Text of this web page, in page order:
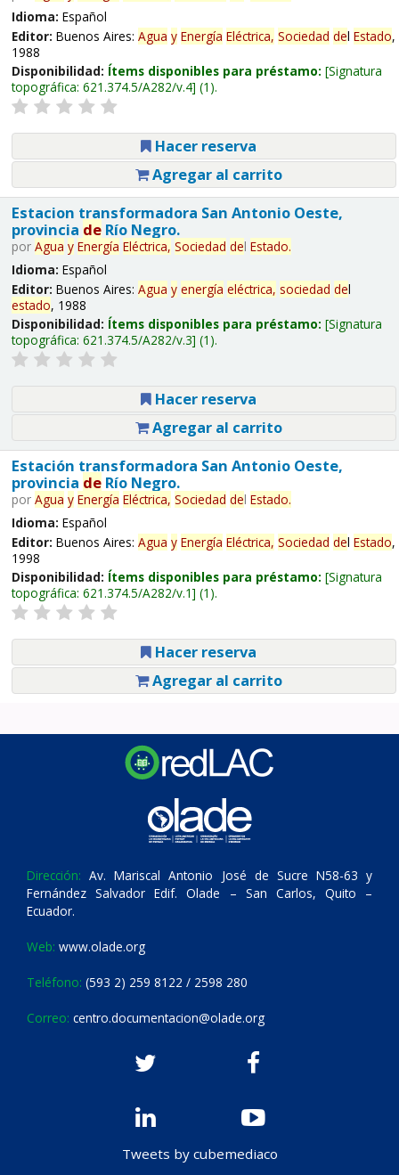
Idioma: Español
Editor: Buenos Aires: Agua y Energía Eléctrica, Sociedad del Estado,
1988
Disponibilidad: Ítems disponibles para préstamo: Signatura
topográfica: 621.374.5/A282/v.4 (1).
Hacer reserva
Agregar al carrito
Estacion transformadora San Antonio Oeste,
provincia deRío Negro.
por Agua y Energía Eléctrica, Sociedad del Estado.
Idioma: Español
Editor: Buenos Aires: Agua y energía eléctrica, sociedad del
estado, 1988
Disponibilidad: Ítems disponibles para préstamo: Signatura
topográfica: 621.374.5/A282/v.3 (1).
Hacer reserva
Agregar al carrito
Estación transformadora San Antonio Oeste,
provincia deRío Negro.
por Agua y Energía Eléctrica, Sociedad del Estado.
Idioma: Español
Editor: Buenos Aires: Agua y Energía Eléctrica, Sociedad del Estado,
1998
Disponibilidad: Ítems disponibles para préstamo: Signatura
topográfica: 621.374.5/A282/v.1 (1).
Hacer reserva
Agregar al carrito
Dirección: Av. Mariscal Antonio José de Sucre N58-63 y
Fernández Salvador Edif. Olade – San Carlos, Quito –
Ecuador.
Web: www.olade.org
Teléfono: (593 2) 259 8122 / 2598 280
Correo: centro.documentacion@olade.org
Tweets by cubemediaco